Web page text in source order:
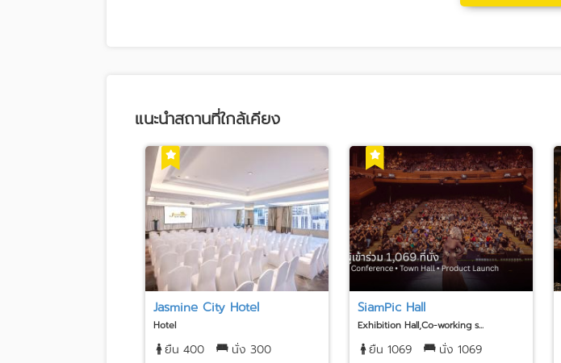
แนะนำสถานที่ใกล้เคียง
Jasmine City Hotel
Hotel
ยืน 400 นั่ง 300
SiamPic Hall
Exhibition Hall,Co-working s...
ยืน 1069 นั่ง 1069